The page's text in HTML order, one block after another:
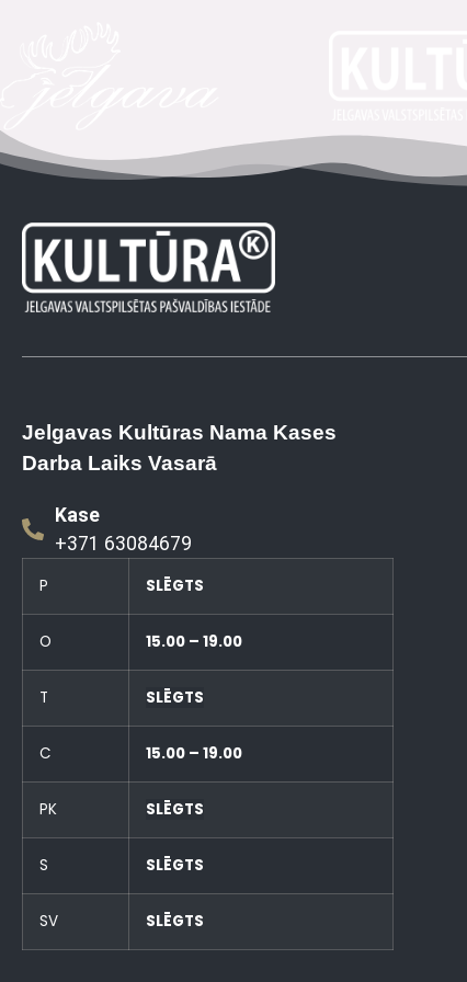
Jelgavas Kultūras Nama Kases
Darba Laiks Vasarā
Kase
+371 63084679
P SLĒGTS
O 15.00 – 19.00
T SLĒGTS
C 15.00 – 19.00
PK SLĒGTS
S SLĒGTS
SV SLĒGTS